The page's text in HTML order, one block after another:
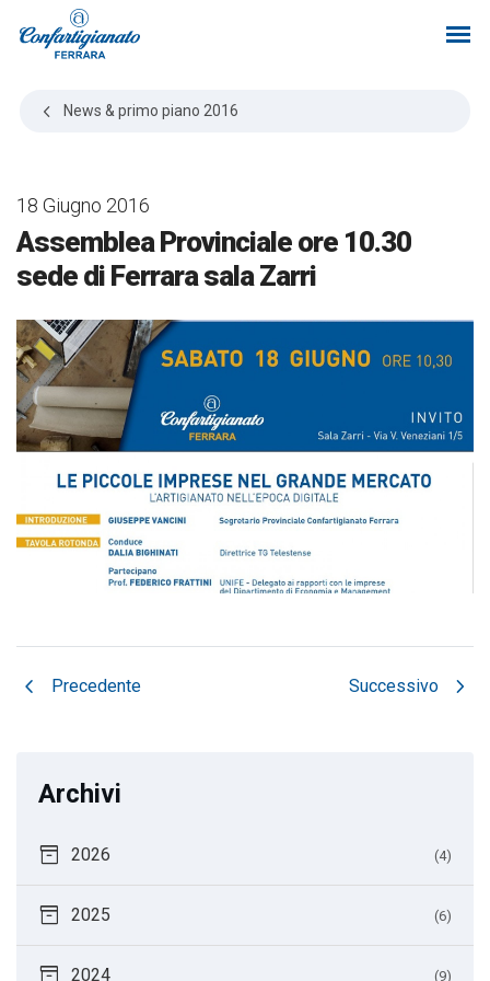
News & primo piano 2016
18 Giugno 2016
Assemblea Provinciale ore 10.30
sede di Ferrara sala Zarri
chevron_left Precedente Successivo chevron_right
Archivi
inventory_2 2026 (4)
inventory_2 2025 (6)
inventory_2 2024 (9)